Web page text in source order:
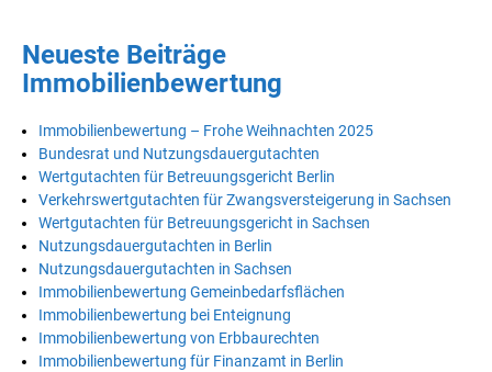
Neueste Beiträge
Immobilienbewertung
Immobilienbewertung – Frohe Weihnachten 2025
Bundesrat und Nutzungsdauergutachten
Wertgutachten für Betreuungsgericht Berlin
Verkehrswertgutachten für Zwangsversteigerung in Sachsen
Wertgutachten für Betreuungsgericht in Sachsen
Nutzungsdauergutachten in Berlin
Nutzungsdauergutachten in Sachsen
Immobilienbewertung Gemeinbedarfsflächen
Immobilienbewertung bei Enteignung
Immobilienbewertung von Erbbaurechten
Immobilienbewertung für Finanzamt in Berlin